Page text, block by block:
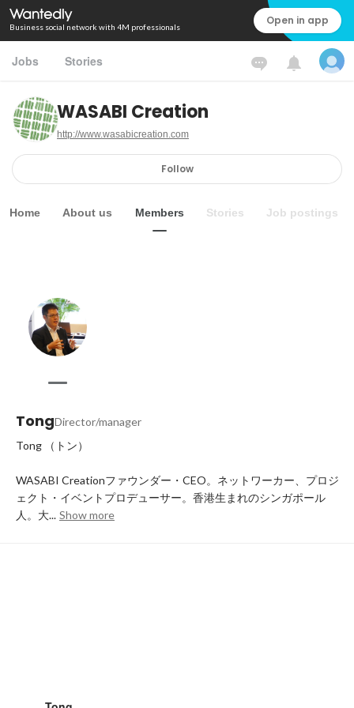
Business social network with 4M professionals Open in app
Jobs Stories
WASABI Creation
http://www.wasabicreation.com
Follow
Home About us Members Stories Job postings
TongDirector/manager
Tong （トン）
WASABI Creationファウンダー・CEO。ネットワーカー、プロジ
ェクト・イベントプロデューサー。香港生まれのシンガポール
人。大... Show more